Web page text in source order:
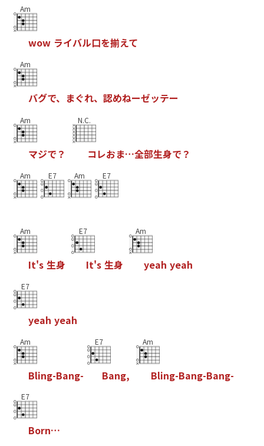
Am
wow ライバル口を揃えて
Am
バグで、 まぐれ、 認めねーゼッテー
Am
マジで ？
N.C.
コ レおま…全部生身で ？
Am E7 Am E7
Am
It's 生身
E7
It's 生身
Am
yeah yeah
E7
yeah yeah
Am
Bling-Bang-
E7
Bang,
Am
Bling-Bang-Bang-
E7
Born…